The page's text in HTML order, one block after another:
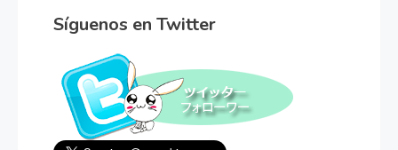
Síguenos en Twitter